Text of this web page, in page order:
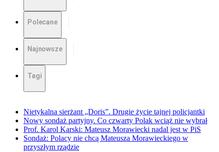
Polecane
Najnowsze
Tagi
Nietykalna sierżant „Doris”. Drugie życie tajnej policjantki
Nowy sondaż partyjny. Co czwarty Polak wciąż nie wybrał
Prof. Karol Karski: Mateusz Morawiecki nadal jest w PiS
Sondaż: Polacy nie chcą Mateusza Morawieckiego w
przyszłym rządzie